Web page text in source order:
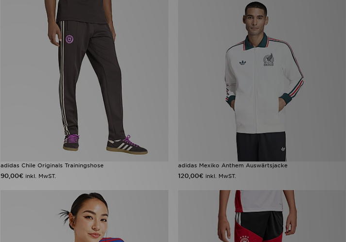
adidas Chile Originals Trainingshose
90,00€ inkl. MwST.
adidas Mexiko Anthem Auswärtsjacke
120,00€ inkl. MwST.